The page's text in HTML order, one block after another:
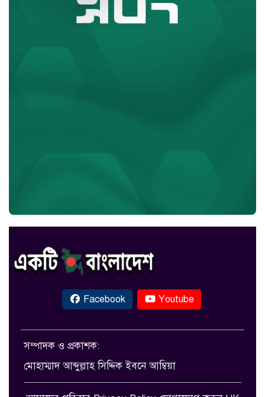
Facebook Youtube
সম্পাদক ও প্রকাশক:
মোহাম্মাদ আব্দুল্লাহ সিদ্দিক ইবনে আম্বিয়া